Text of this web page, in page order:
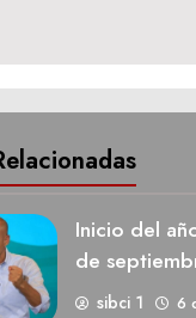
Inicio del
de
sibci 1 6